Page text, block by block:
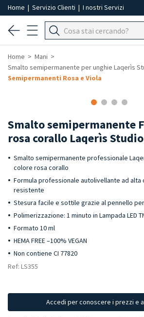
Home | Servizio Clienti | I nostri Servizi
Home
Mani
Smalto semipermanente per unghie Laqerìs
Semipermanenti Rosa e Viola
Smalto semipermanente
rosa corallo Laqerìs
Smalto semipermanente professionale
colore rosa corallo
Formula professionale autolivellante ad alta
resistente
Stesura facile e sottile grazie al pennello
Polimerizzazione: 1 minuto in Lampada LED
Formato 10 ml
HEMA FREE –100% VEGAN
Non contiene CI 77820
Ref: LS355
Accedi per conoscere i prezzi e